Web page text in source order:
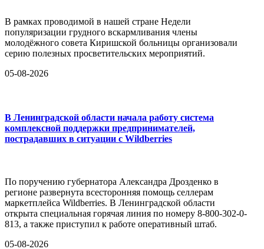
В рамках проводимой в нашей стране Недели
популяризации грудного вскармливания члены
молодёжного совета Киришской больницы организовали
серию полезных просветительских мероприятий.
05-08-2026
В Ленинградской области начала работу система
комплексной поддержки предпринимателей,
пострадавших в ситуации с Wildberries
По поручению губернатора Александра Дрозденко в
регионе развернута всесторонняя помощь селлерам
маркетплейса Wildberries. В Ленинградской области
открыта специальная горячая линия по номеру 8-800-302-0-
813, а также приступил к работе оперативный штаб.
05-08-2026